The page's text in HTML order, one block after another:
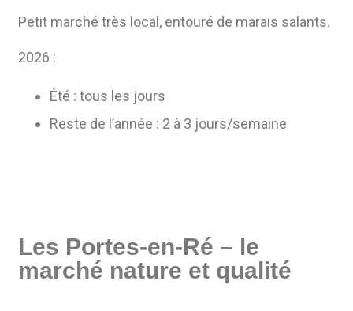
Petit marché très local, entouré de marais salants.
2026 :
Été : tous les jours
Reste de l’année : 2 à 3 jours/semaine
Les Portes-en-Ré – le
marché nature et qualité